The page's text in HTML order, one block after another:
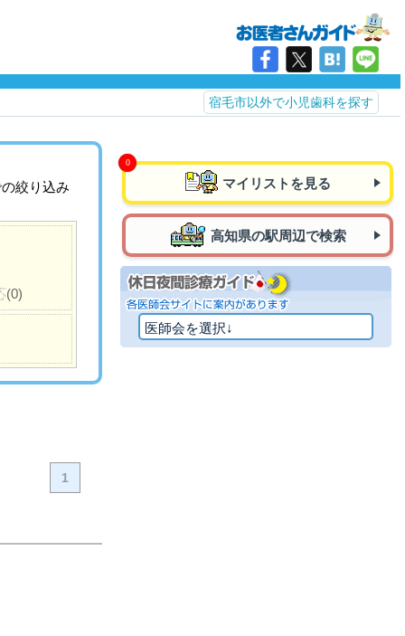
宿毛市以外で小児歯科を探す
絞り込み
(0)
1
マイリストを見る
高知県の駅周辺で検索